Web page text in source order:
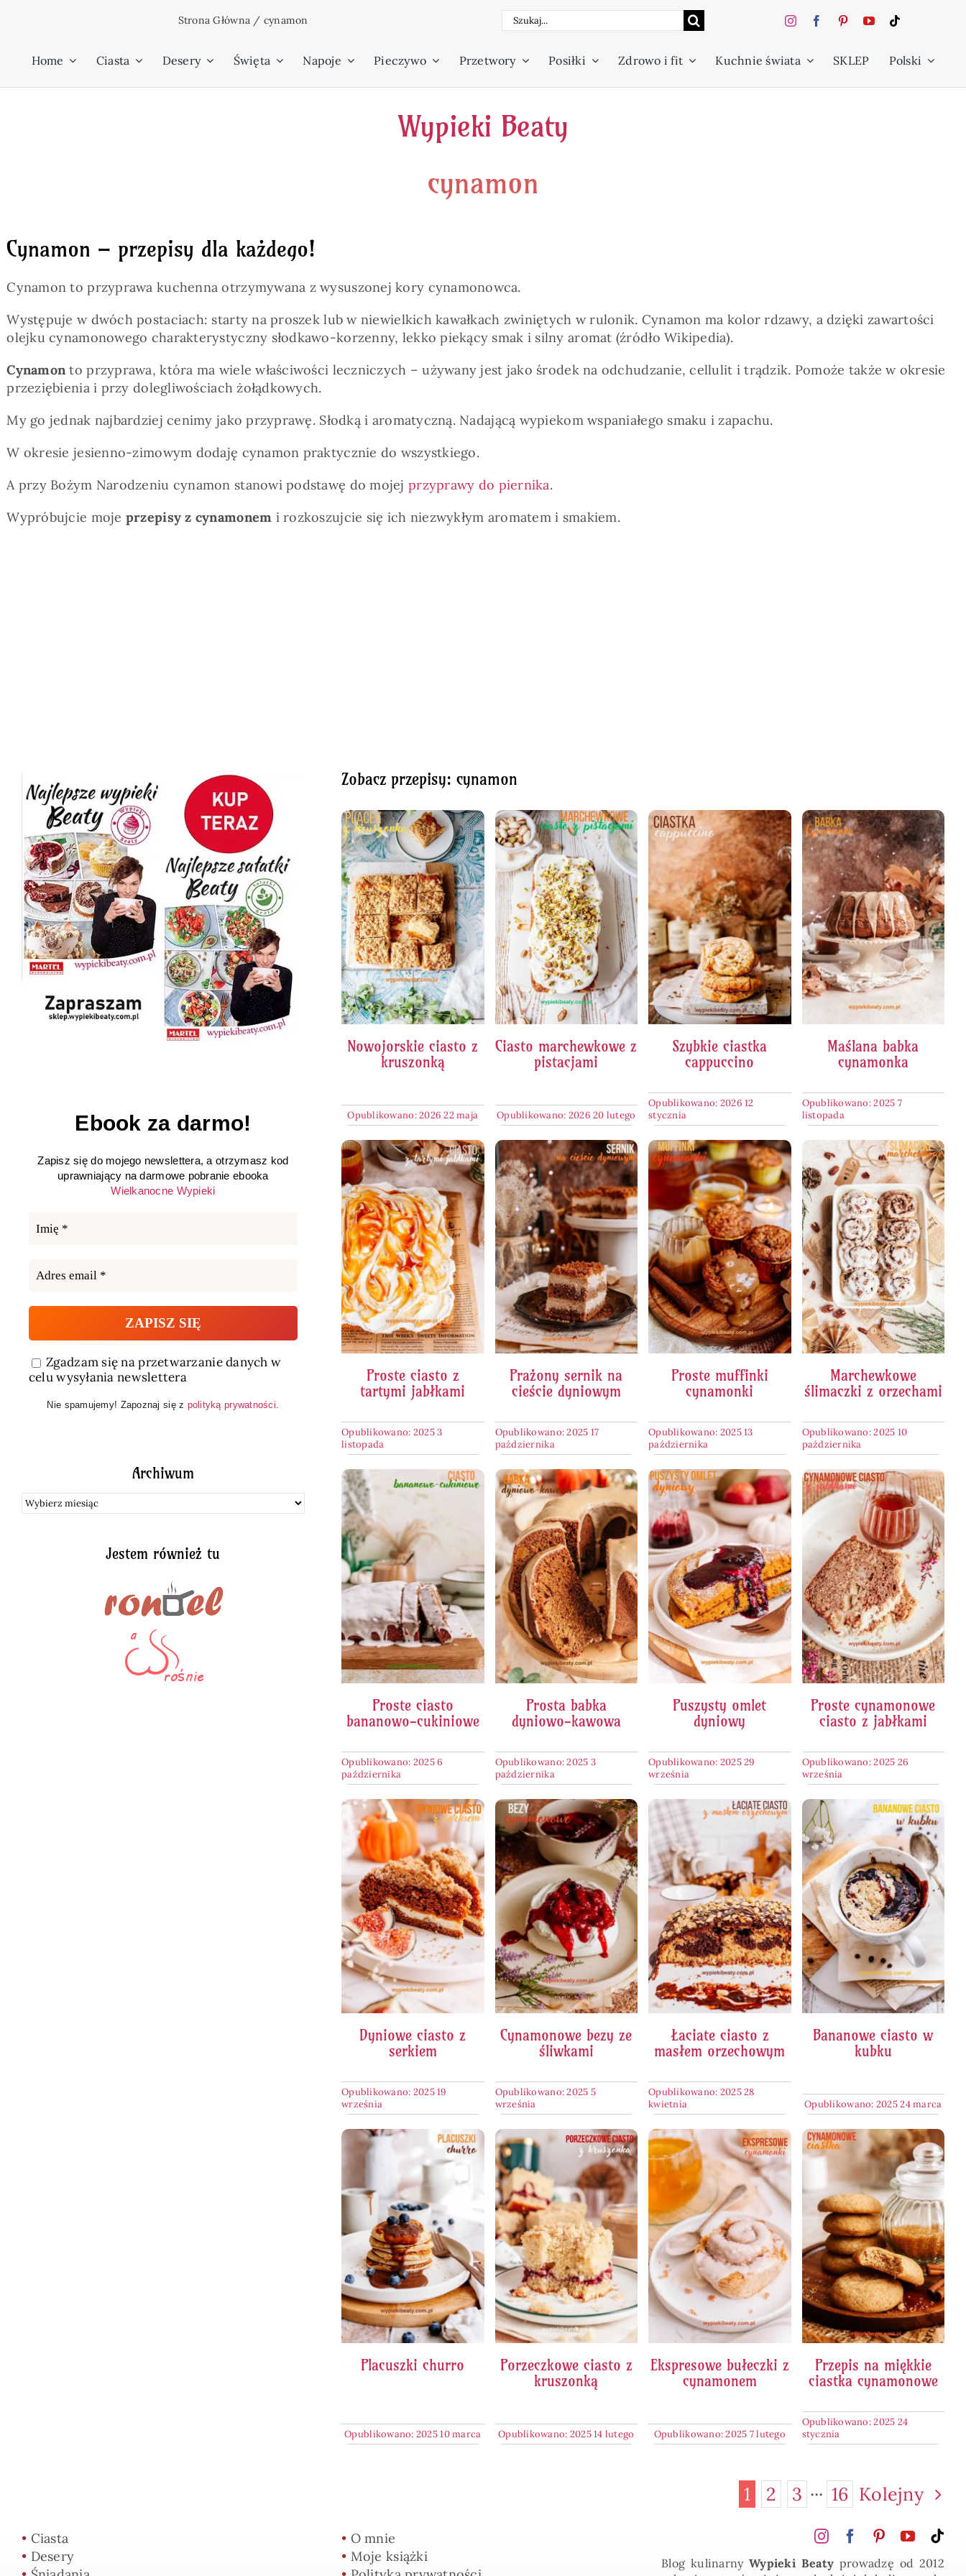
Strona Główna / cynamon Szukaj
Home Ciasta Desery Święta Napoje Pieczywo Przetwory Posiłki Zdrowo i fit Kuchnie świata SKLEP Polski
Wypieki Beaty
cynamon
Cynamon – przepisy dla każdego!
Cynamon to przyprawa kuchenna otrzymywana z wysuszonej kory cynamonowca.
Występuje w dwóch postaciach: starty na proszek lub w niewielkich kawałkach zwiniętych w rulonik. Cynamon ma kolor rdzawy, a dzięki zawartości
olejku cynamonowego charakterystyczny słodkawo-korzenny, lekko piekący smak i silny aromat (źródło Wikipedia).
Cynamon to przyprawa, która ma wiele właściwości leczniczych – używany jest jako środek na odchudzanie, cellulit i trądzik. Pomoże także w okresie
przeziębienia i przy dolegliwościach żołądkowych.
My go jednak najbardziej cenimy jako przyprawę. Słodką i aromatyczną. Nadającą wypiekom wspaniałego smaku i zapachu.
W okresie jesienno-zimowym dodaję cynamon praktycznie do wszystkiego.
A przy Bożym Narodzeniu cynamon stanowi podstawę do mojej przyprawy do piernika.
Wypróbujcie moje przepisy z cynamonem i rozkoszujcie się ich niezwykłym aromatem i smakiem.
Ebook za darmo!
Zapisz się do mojego newslettera, a otrzymasz kod
uprawniający na darmowe pobranie ebooka
Wielkanocne Wypieki
Zgadzam się na przetwarzanie danych w
celu wysyłania newslettera
Nie spamujemy! Zapoznaj się z polityką prywatności.
Archiwum
Archiwum
Jestem również tu
Zobacz przepisy: cynamon
Nowojorskie ciasto z
kruszonką
Opublikowano: 2026 22 maja
Ciasto marchewkowe z
pistacjami
Opublikowano: 2026 20 lutego
Szybkie ciastka
cappuccino
Opublikowano: 2026 12
stycznia
Maślana babka
cynamonka
Opublikowano: 2025 7
listopada
Proste ciasto z
tartymi jabłkami
Opublikowano: 2025 3
listopada
Prażony sernik na
cieście dyniowym
Opublikowano: 2025 17
października
Proste muffinki
cynamonki
Opublikowano: 2025 13
października
Marchewkowe
ślimaczki z orzechami
Opublikowano: 2025 10
października
Proste ciasto
bananowo-cukiniowe
Opublikowano: 2025 6
października
Prosta babka
dyniowo-kawowa
Opublikowano: 2025 3
października
Puszysty omlet
dyniowy
Opublikowano: 2025 29
września
Proste cynamonowe
ciasto z jabłkami
Opublikowano: 2025 26
września
Dyniowe ciasto z
serkiem
Opublikowano: 2025 19
września
Cynamonowe bezy ze
śliwkami
Opublikowano: 2025 5
września
Łaciate ciasto z
masłem orzechowym
Opublikowano: 2025 28
kwietnia
Bananowe ciasto w
kubku
Opublikowano: 2025 24 marca
Placuszki churro
Opublikowano: 2025 10 marca
Porzeczkowe ciasto z
kruszonką
Opublikowano: 2025 14 lutego
Ekspresowe bułeczki z
cynamonem
Opublikowano: 2025 7 lutego
Przepis na miękkie
ciastka cynamonowe
Opublikowano: 2025 24
stycznia
1 2 3 ··· 16 Kolejny
• Ciasta
• Desery
• O mnie
• Moje książki
Blog kulinarnyWypieki Beaty prowadzę od 2012